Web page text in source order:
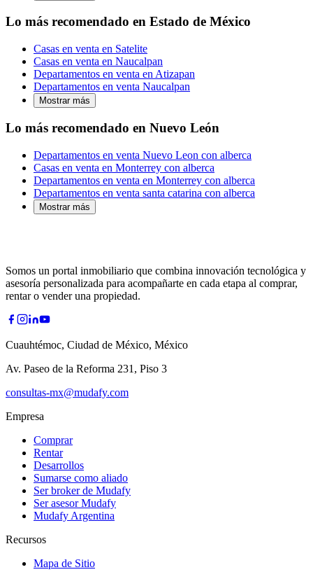
Lo más recomendado en Estado de México
Casas en venta en Satelite
Casas en venta en Naucalpan
Departamentos en venta en Atizapan
Departamentos en venta Naucalpan
Mostrar más
Lo más recomendado en Nuevo León
Departamentos en venta Nuevo Leon con alberca
Casas en venta en Monterrey con alberca
Departamentos en venta en Monterrey con alberca
Departamentos en venta santa catarina con alberca
Mostrar más
Somos un portal inmobiliario que combina innovación tecnológica y
asesoría personalizada para acompañarte en cada etapa al comprar,
rentar o vender una propiedad.
Cuauhtémoc, Ciudad de México, México
Av. Paseo de la Reforma 231, Piso 3
consultas-mx@mudafy.com
Empresa
Comprar
Rentar
Desarrollos
Sumarse como aliado
Ser broker de Mudafy
Ser asesor Mudafy
Mudafy Argentina
Recursos
Mapa de Sitio